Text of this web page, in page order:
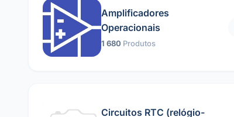
Amplificadores
Operacionais
1 680 Produtos
Circuitos RTC (relógio-